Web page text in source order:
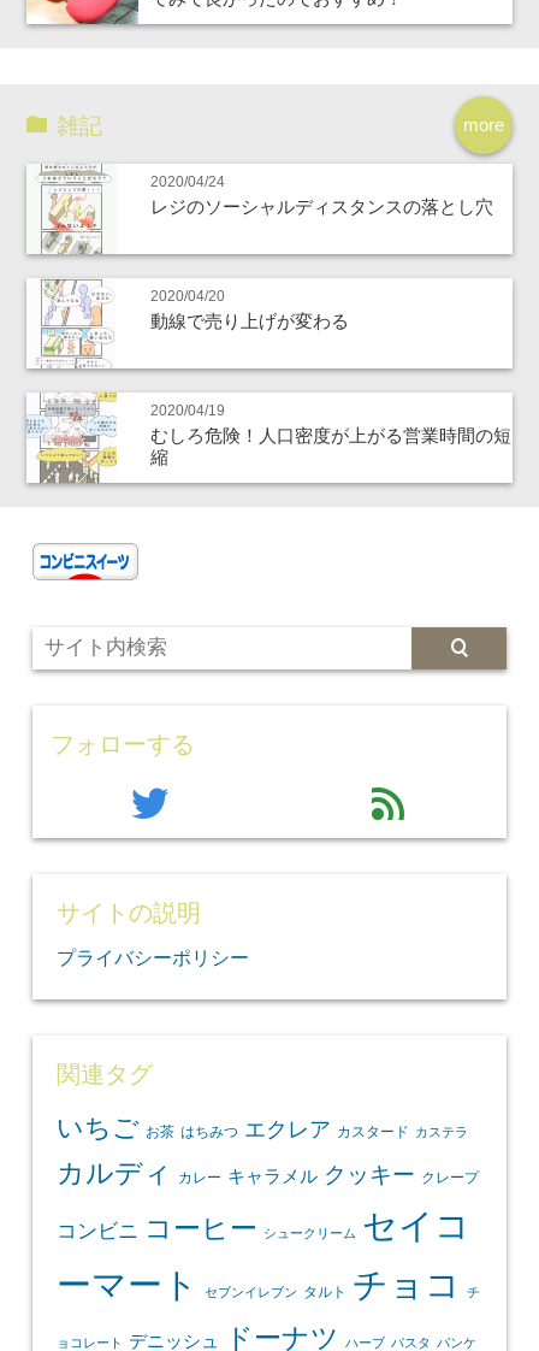
more
雑記
2020/04/24
レジのソーシャルディスタンスの落とし穴
2020/04/20
動線で売り上げが変わる
2020/04/19
むしろ危険！人口密度が上がる営業時間の短
縮
フォローする
twitter feed
サイトの説明
プライバシーポリシー
関連タグ
いちご お茶 はちみつ エクレア カスタード カステラ
カルディ カレー キャラメル クッキー クレープ
コンビニ コーヒー シュークリーム セイコ
ーマート
セブンイレブン タルト チョコ チ
ョコレート デニッシュ ドーナツ ハーブ パスタ パンケ